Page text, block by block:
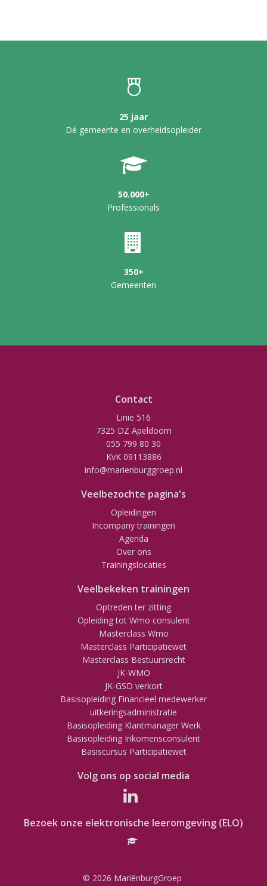
25 jaar
Dé gemeente en overheidsopleider
50.000+
Professionals
350+
Gemeenten
Contact
Linie 516
7325 DZ Apeldoorn
055 799 80 30
KvK 09113886
info@marienburggroep.nl
Veelbezochte pagina's
Opleidingen
Incompany trainingen
Agenda
Over ons
Trainingslocaties
Veelbekeken trainingen
Optreden ter zitting
Opleiding tot Wmo consulent
Masterclass Wmo
Masterclass Participatiewet
Masterclass Bestuursrecht
JK-WMO
JK-GSD verkort
Basisopleiding Financieel medewerker
uitkeringsadministratie
Basisopleiding Klantmanager Werk
Basisopleiding Inkomensconsulent
Basiscursus Participatiewet
Volg ons op social media
Bezoek onze elektronische leeromgeving (ELO)
© 2026 MariënburgGroep